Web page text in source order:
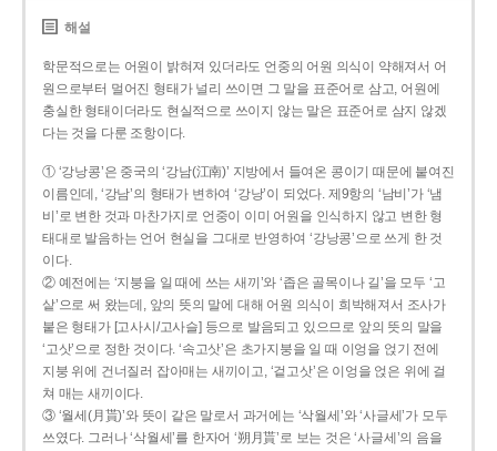
해설
학문적으로는 어원이 밝혀져 있더라도 언중의 어원 의식이 약해져서 어
원으로부터 멀어진 형태가 널리 쓰이면 그 말을 표준어로 삼고, 어원에
충실한 형태이더라도 현실적으로 쓰이지 않는 말은 표준어로 삼지 않겠
다는 것을 다룬 조항이다.
① ‘강낭콩’은 중국의 ‘강남(江南)’ 지방에서 들여온 콩이기 때문에 붙여진
이름인데, ‘강남’의 형태가 변하여 ‘강낭’이 되었다. 제9항의 ‘남비’가 ‘냄
비’로 변한 것과 마찬가지로 언중이 이미 어원을 인식하지 않고 변한 형
태대로 발음하는 언어 현실을 그대로 반영하여 ‘강낭콩’으로 쓰게 한 것
이다.
② 예전에는 ‘지붕을 일 때에 쓰는 새끼’와 ‘좁은 골목이나 길’을 모두 ‘고
샅’으로 써 왔는데, 앞의 뜻의 말에 대해 어원 의식이 희박해져서 조사가
붙은 형태가 [고사시/고사슬] 등으로 발음되고 있으므로 앞의 뜻의 말을
‘고삿’으로 정한 것이다. ‘속고삿’은 초가지붕을 일 때 이엉을 얹기 전에
지붕 위에 건너질러 잡아매는 새끼이고, ‘겉고삿’은 이엉을 얹은 위에 걸
쳐 매는 새끼이다.
③ ‘월세(月貰)’와 뜻이 같은 말로서 과거에는 ‘삭월세’와 ‘사글세’가 모두
쓰였다. 그러나 ‘삭월세’를 한자어 ‘朔月貰’로 보는 것은 ‘사글세’의 음을